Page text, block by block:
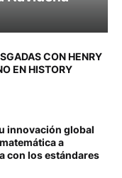
CON HENRY
EN HISTORY
innovación global
a
con los estándares